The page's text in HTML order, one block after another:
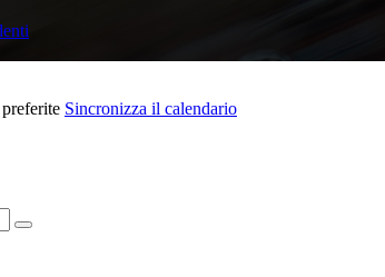
Sincronizza il calendario